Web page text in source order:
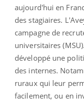
aujourd'hui en
des stagiaires.
campagne de
universitaires
développé une
des internes.
ruraux qui leur
facilement, ou en